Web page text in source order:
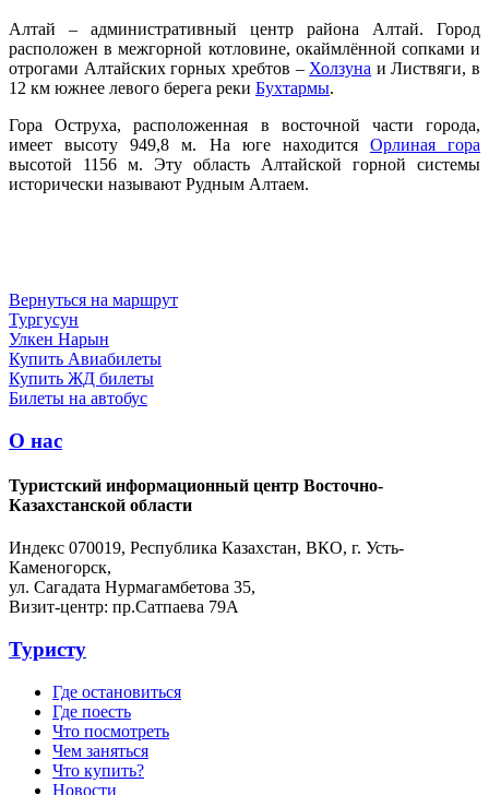
Алтай – административный центр района Алтай. Город
расположен в межгорной котловине, окаймлённой сопками и
отрогами Алтайских горных хребтов – Холзуна и Листвяги, в
12 км южнее левого берега реки Бухтармы.
Гора Оструха, расположенная в восточной части города,
имеет высоту 949,8 м. На юге находится Орлиная гора
высотой 1156 м. Эту область Алтайской горной системы
исторически называют Рудным Алтаем.
Вернуться на маршрут
Тургусун
Улкен Нарын
Купить Авиабилеты
Купить ЖД билеты
Билеты на автобус
О нас
Туристский информационный центр Восточно-
Казахстанской области
Индекс 070019, Республика Казахстан, ВКО, г. Усть-
Каменогорск,
ул. Сагадата Нурмагамбетова 35,
Визит-центр: пр.Сатпаева 79А
Туристу
Где остановиться
Где поесть
Что посмотреть
Чем заняться
Что купить?
Новости